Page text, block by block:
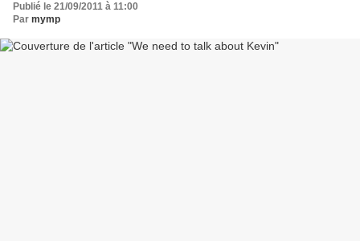
Publié le 21/09/2011 à 11:00
Par mymp